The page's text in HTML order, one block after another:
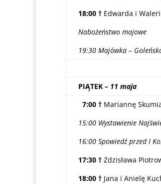
18:00 † Edwarda i
Nabożeństwo majowe
19:30 Majówka –
PIĄTEK – 11 maja
7:00 † Mariannę
15:00 Wystawienie
16:00 Spowiedź przed I
17:30 † Zdzisława
18:00 † Jana i Anielę